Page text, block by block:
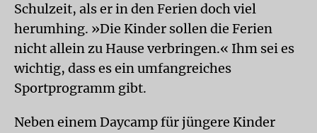
Schulzeit, als er in den Ferien doch viel
herumhing. »Die Kinder sollen die Ferien
nicht allein zu Hause verbringen.« Ihm sei es
wichtig, dass es ein umfangreiches
Sportprogramm gibt.
Neben einem Daycamp für jüngere Kinder